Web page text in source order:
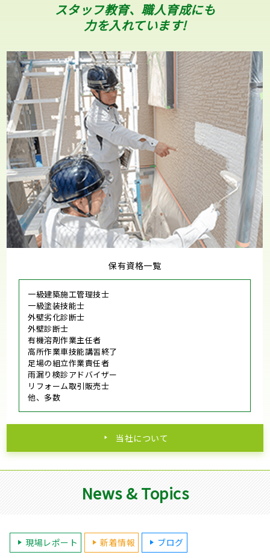
スタッフ教育、職人育成にも
力を入れています!
保有資格一覧
一級建築施工管理技士
一級塗装技能士
外壁劣化診断士
外壁診断士
有機溶剤作業主任者
高所作業車技能講習終了
足場の組立作業責任者
雨漏り検診アドバイザー
リフォーム取引販売士
他、多数
当社について
News & Topics
現場レポート 新着情報 ブログ